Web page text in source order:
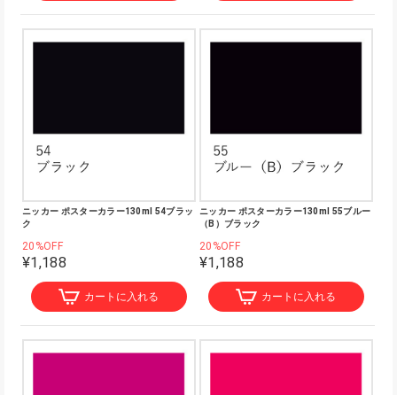
ニッカー ポスターカラー130ml 54ブラッ
ク
20%OFF
¥1,188
カートに入れる
ニッカー ポスターカラー130ml 55ブルー
（B）ブラック
20%OFF
¥1,188
カートに入れる